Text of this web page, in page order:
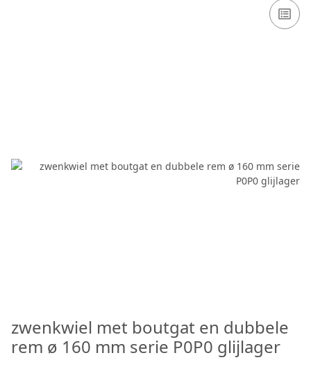
zwenkwiel met boutgat en dubbele
rem ø 160 mm serie P0P0 glijlager